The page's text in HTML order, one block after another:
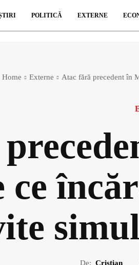
POLITICĂ EXTERNE
Home Externe Atac fără precedent în
ce
De: Cristian